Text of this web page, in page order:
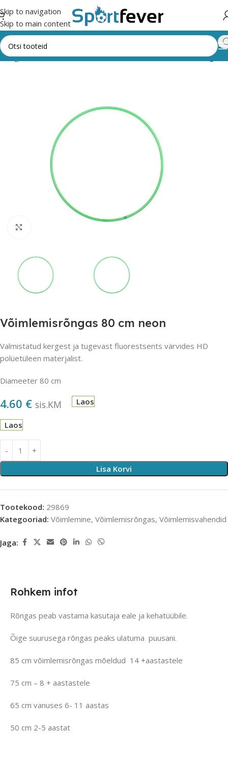
Skip to navigation
Skip to main content
Võimlemine Võimlemisvahendid Võimlemisrõngas
Võimlemisrõngas 80 cm neon
Valmistatud kergest ja tugevast fluorestsents värvides HD
polüetüleen materjalist.
Diameeter 80 cm
4.60 € sis.KM Laos
Laos
Lisa Korvi
Tootekood: 29869
Kategooriad: Võimlemine, Võimlemisrõngas, Võimlemisvahendid
Jaga:
Rohkem infot
Rõngas peab vastama kasutaja eale ja kehatüübile.
Õige suurusega rõngas peaks ulatuma puusani.
85 cm võimlemisrõngas mõeldud 14 +aastastele
75 cm – 8 + aastastele
65 cm vanuses 6- 11 aastas
50 cm 2-5 aastat